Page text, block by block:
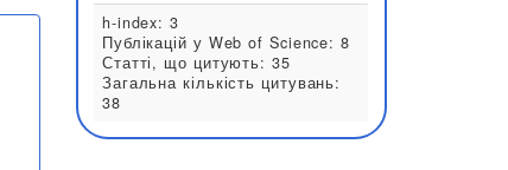
Web of Science metrics
h-index: 3
Публікацій у Web of Science:
Статті, що цитують: 35